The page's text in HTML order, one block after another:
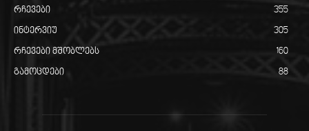
რჩევები 355
ინტერვიუ 305
რჩევები მშობლებს 160
გამოცდები 88